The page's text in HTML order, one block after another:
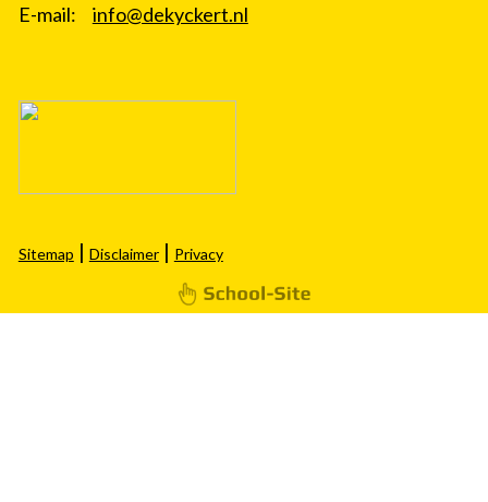
E-mail: info@dekyckert.nl
Sitemap | Disclaimer| Privacy